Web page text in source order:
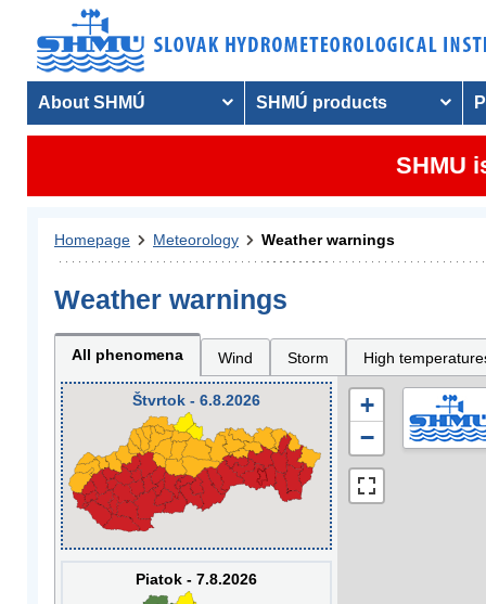
About SHMÚ SHMÚ products
SHMU
Homepage Meteorology Weather warnings
Weather warnings
All phenomena Wind Storm High
Štvrtok - 6.8.2026
Piatok - 7.8.2026
+
−